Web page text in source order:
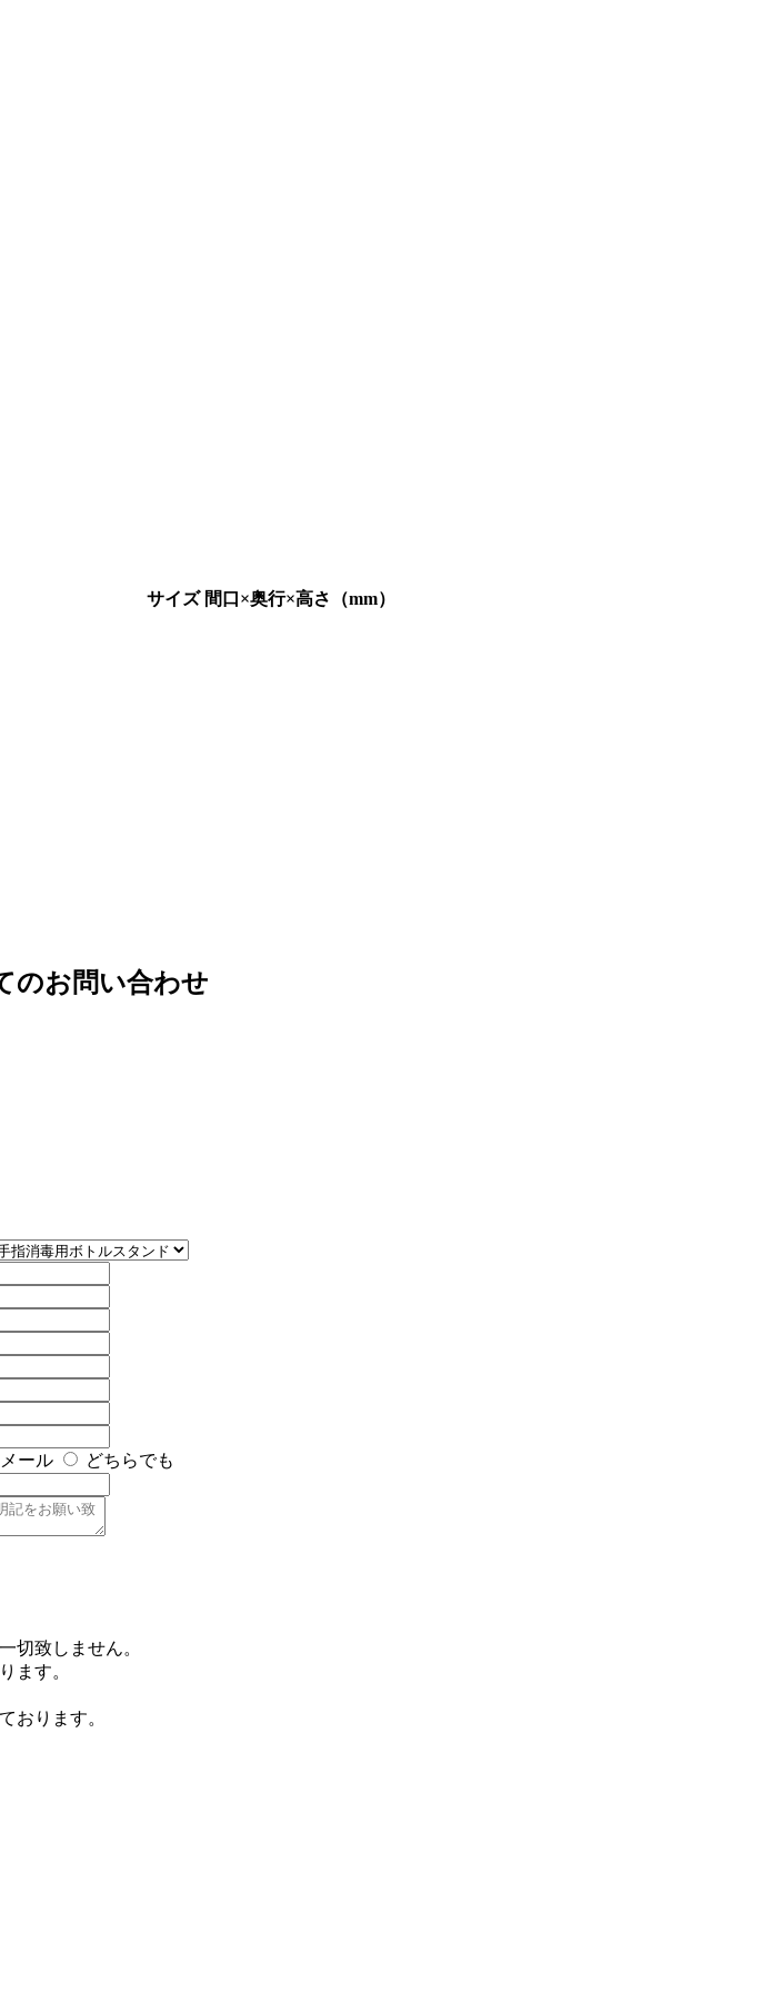
サイズ 間口×奥行×高さ（mm）
のお問い合わせ
メール
どちらでも
切致しません。
ます。
おります。